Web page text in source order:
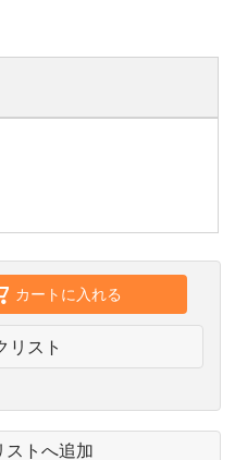
カートに入れる
リスト
ストへ追加